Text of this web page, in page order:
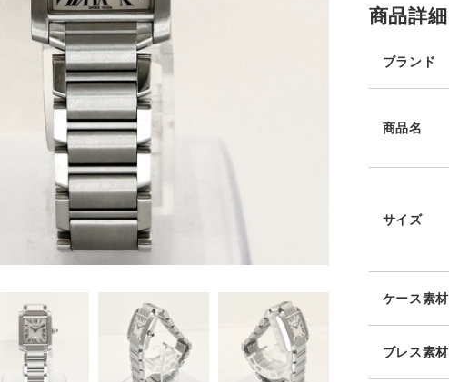
商品詳細
ブランド
商品名
サイズ
ケース素材
ブレス素材